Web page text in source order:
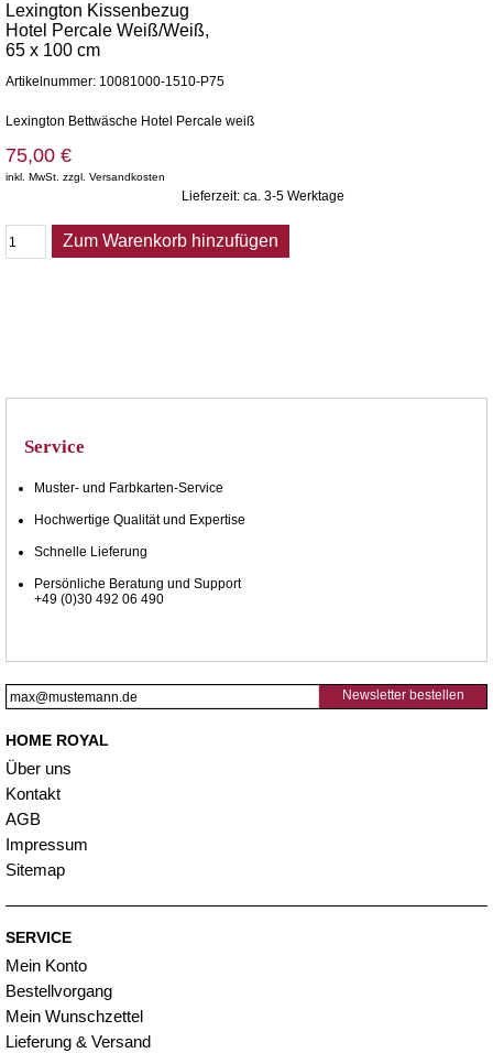
Lexington Kissenbezug
Hotel Percale Weiß/Weiß,
65 x 100 cm
Artikelnummer: 10081000-1510-P75
Lexington Bettwäsche Hotel Percale weiß
75,00 €
inkl. MwSt. zzgl. Versandkosten
Lieferzeit: ca. 3-5 Werktage
Zum Warenkorb hinzufügen
Service
Muster- und Farbkarten-Service
Hochwertige Qualität und Expertise
Schnelle Lieferung
Persönliche Beratung und Support
+49 (0)30 492 06 490
Newsletter bestellen
HOME ROYAL
Über uns
Kontakt
AGB
Impressum
Sitemap
SERVICE
Mein Konto
Bestellvorgang
Mein Wunschzettel
Lieferung & Versand